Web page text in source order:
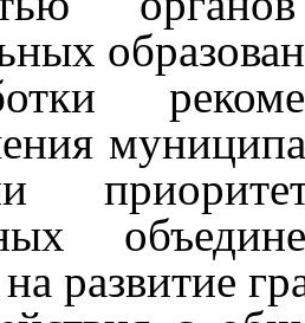
развитие